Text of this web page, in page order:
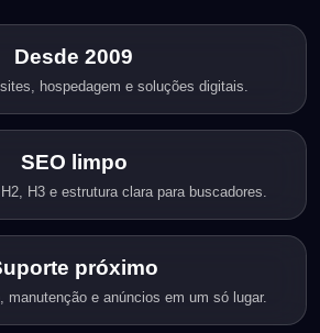
Desde 2009
hospedagem e soluções digitais.
SEO limpo
H3 e estrutura clara para buscadores.
próximo
manutenção e anúncios em um só lugar.